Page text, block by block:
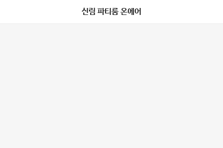
신림 파티룸 온에어